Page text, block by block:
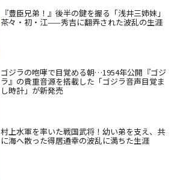
『豊臣兄弟！』後半の鍵を握る「浅井三姉妹」
茶々・初・江——秀吉に翻弄された波乱の生涯
ゴジラの咆哮で目覚める朝…1954年公開『ゴジ
ラ』の貴重音源を搭載した「ゴジラ音声目覚ま
し時計」が新発売
村上水軍を率いた戦国武将！幼い弟を支え、共
に海へ散った得居通幸の波乱に満ちた生涯